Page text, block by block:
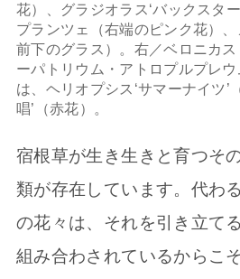
花）、グラジオラス‘バックスタ
プランツェ（右端のピンク花）
前下のグラス）。右／ベロニカス
ーパトリウム・アトロプルプレ
は、ヘリオプシス‘サマーナイツ’
唱’（赤花）。
宿根草が生き生きと育つそ
類が存在しています。代わ
の花々は、それを引き立て
組み合わされているからこ